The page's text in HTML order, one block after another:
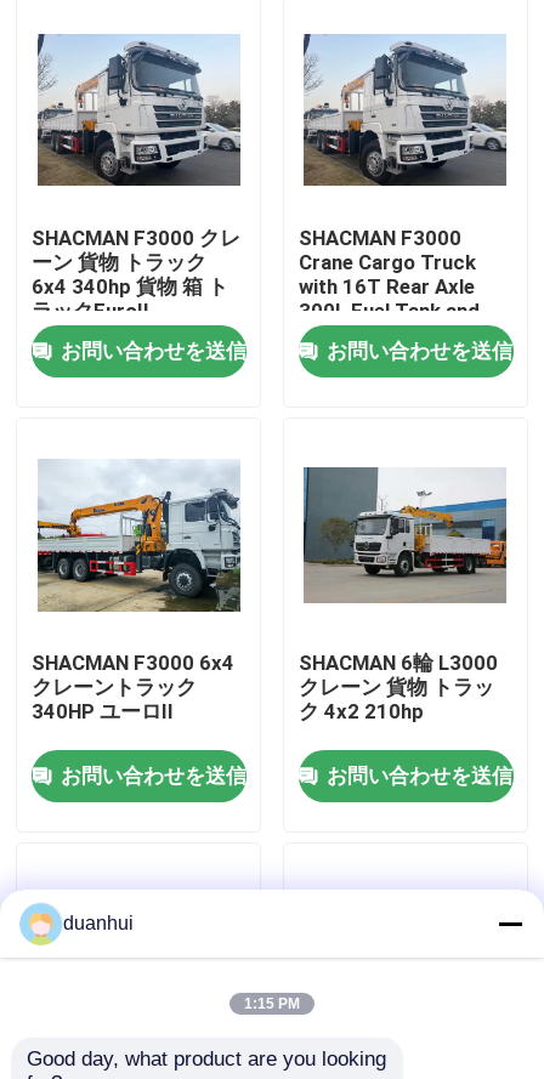
家へ
わたしたち に つい て
工場 ツアー
品質管理
連絡 ください
引金 を 求め て ください
トラクターのトラック
SHACMAN F3000 クレ
ーン 貨物 トラック
6x4 340hp 貨物 箱 ト
ラックEuroII
お問い合わせを送信
SHACMAN F3000
Crane Cargo Truck
with 16T Rear Axle
300L Fuel Tank and
WEICHAI Engine for
Heavy-Duty Lifting
お問い合わせを送信
SHACMAN F3000 6x4
クレーントラック
340HP ユーロII
お問い合わせを送信
SHACMAN 6輪 L3000
クレーン 貨物 トラッ
ク 4x2 210hp
お問い合わせを送信
duanhui
1:15 PM
Good day, what product are you looking